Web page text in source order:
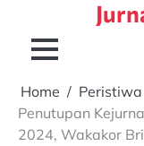
content
Home
Peristiwa
Penutupan
2024, Wakakor